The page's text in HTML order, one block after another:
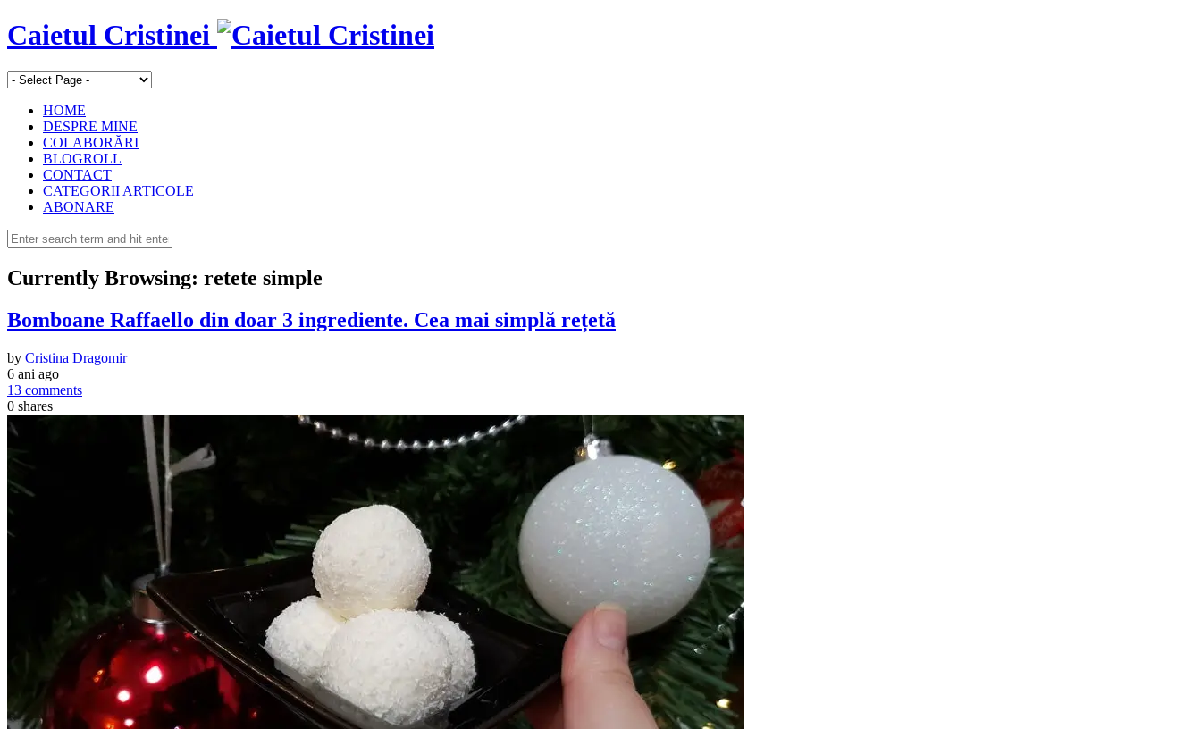
Caietul Cristinei
HOME
DESPRE MINE
COLABORĂRI
BLOGROLL
CONTACT
CATEGORII ARTICOLE
ABONARE
Currently Browsing: retete simple
Bomboane Raffaello din doar 3 ingrediente. Cea mai simplă rețetă
by Cristina Dragomir
6 ani ago
13 comments
0 shares